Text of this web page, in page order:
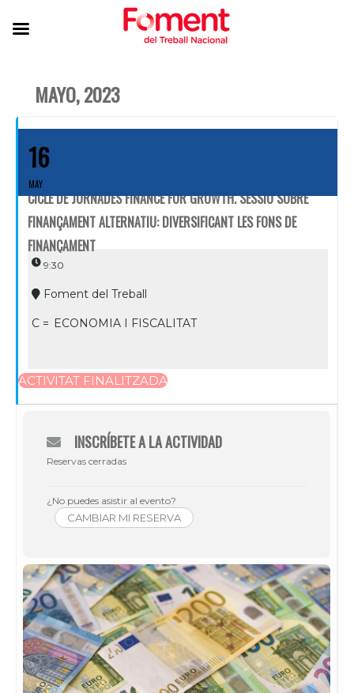
MAYO, 2023
16
MAY
CICLE DE JORNADES FINANCE FOR GROWTH. SESSIÓ SOBRE
FINANÇAMENT ALTERNATIU: DIVERSIFICANT LES FONS DE
FINANÇAMENT
9:30
Foment del Treball
C = ECONOMIA I FISCALITAT
ACTIVITAT FINALITZADA
INSCRÍBETE A LA ACTIVIDAD
Reservas cerradas
¿No puedes asistir al evento?
CAMBIAR MI RESERVA